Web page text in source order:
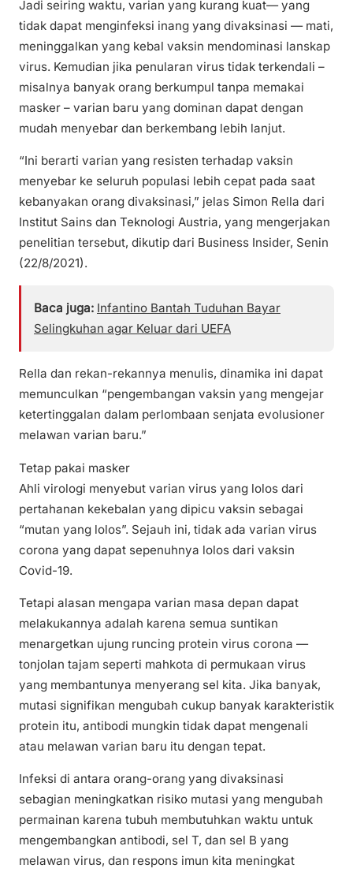
Jadi seiring waktu, varian yang kurang kuat— yang
tidak dapat menginfeksi inang yang divaksinasi — mati,
meninggalkan yang kebal vaksin mendominasi lanskap
virus. Kemudian jika penularan virus tidak terkendali –
misalnya banyak orang berkumpul tanpa memakai
masker – varian baru yang dominan dapat dengan
mudah menyebar dan berkembang lebih lanjut.
“Ini berarti varian yang resisten terhadap vaksin
menyebar ke seluruh populasi lebih cepat pada saat
kebanyakan orang divaksinasi,” jelas Simon Rella dari
Institut Sains dan Teknologi Austria, yang mengerjakan
penelitian tersebut, dikutip dari Business Insider, Senin
(22/8/2021).
Baca juga: Infantino Bantah Tuduhan Bayar
Selingkuhan agar Keluar dari UEFA
Rella dan rekan-rekannya menulis, dinamika ini dapat
memunculkan “pengembangan vaksin yang mengejar
ketertinggalan dalam perlombaan senjata evolusioner
melawan varian baru.”
Tetap pakai masker
Ahli virologi menyebut varian virus yang lolos dari
pertahanan kekebalan yang dipicu vaksin sebagai
“mutan yang lolos”. Sejauh ini, tidak ada varian virus
corona yang dapat sepenuhnya lolos dari vaksin
Covid-19.
Tetapi alasan mengapa varian masa depan dapat
melakukannya adalah karena semua suntikan
menargetkan ujung runcing protein virus corona —
tonjolan tajam seperti mahkota di permukaan virus
yang membantunya menyerang sel kita. Jika banyak,
mutasi signifikan mengubah cukup banyak karakteristik
protein itu, antibodi mungkin tidak dapat mengenali
atau melawan varian baru itu dengan tepat.
Infeksi di antara orang-orang yang divaksinasi
sebagian meningkatkan risiko mutasi yang mengubah
permainan karena tubuh membutuhkan waktu untuk
mengembangkan antibodi, sel T, dan sel B yang
melawan virus, dan respons imun kita meningkat